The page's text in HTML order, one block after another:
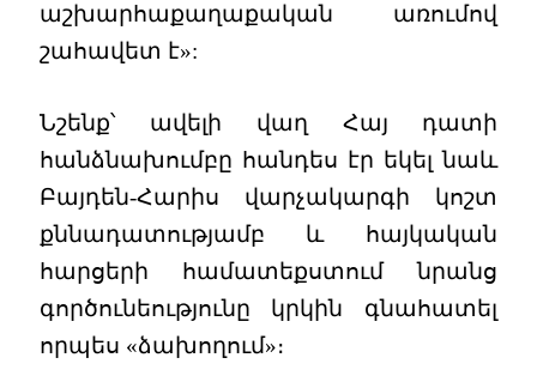
աշխարհաքաղաքական առումով
շահավետ է»:
Նշենք՝ ավելի վաղ Հայ դատի
հանձնախումբը հանդես էր եկել նաև
Բայդեն-Հարիս վարչակարգի կոշտ
քննադատությամբ և հայկական
հարցերի համատեքստում նրանց
գործունեությունը կրկին գնահատել
որպես «ձախողում»։